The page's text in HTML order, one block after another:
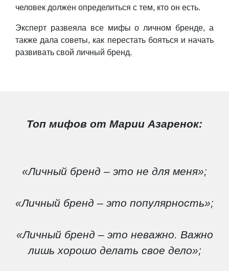
человек должен определиться с тем, кто он есть.
Эксперт развеяла все мифы о личном бренде, а
также дала советы, как перестать бояться и начать
развивать свой личный бренд.
Топ мифов от Марии Азаренок:
«Личный бренд – это не для меня»;
«Личный бренд – это популярность»;
«Личный бренд – это неважно. Важно
лишь хорошо делать свое дело»;